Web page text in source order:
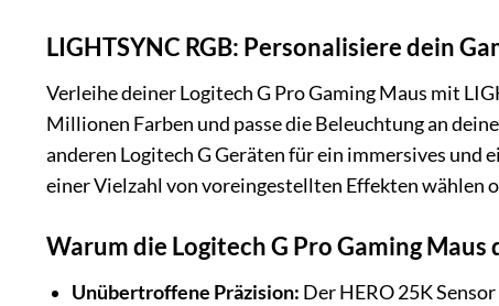
LIGHTSYNC RGB: Personalisiere dein
Verleihe deiner Logitech G Pro Gaming Maus mit
Millionen Farben und passe die Beleuchtung an
anderen Logitech G Geräten für ein immersives und
einer Vielzahl von voreingestellten Effekten wählen
Warum die Logitech G Pro Gaming
Unübertroffene Präzision: Der HERO 25K